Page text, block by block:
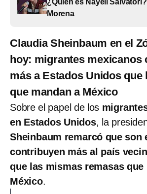
¿Quién es Nayeli
Morena
Claudia Sheinbaum en el
hoy: migrantes mexicanos
más a Estados Unidos que
que mandan a México
Sobre el papel de los
en Estados Unidos, la
Sheinbaum remarcó que son
contribuyen más al país
que las mismas remasas que
México.